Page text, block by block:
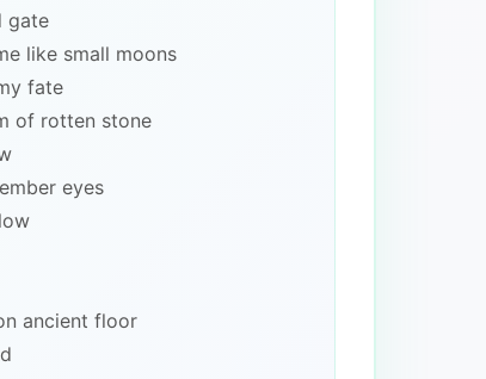
gate
like small moons
fate
of rotten stone
eyes
ancient floor